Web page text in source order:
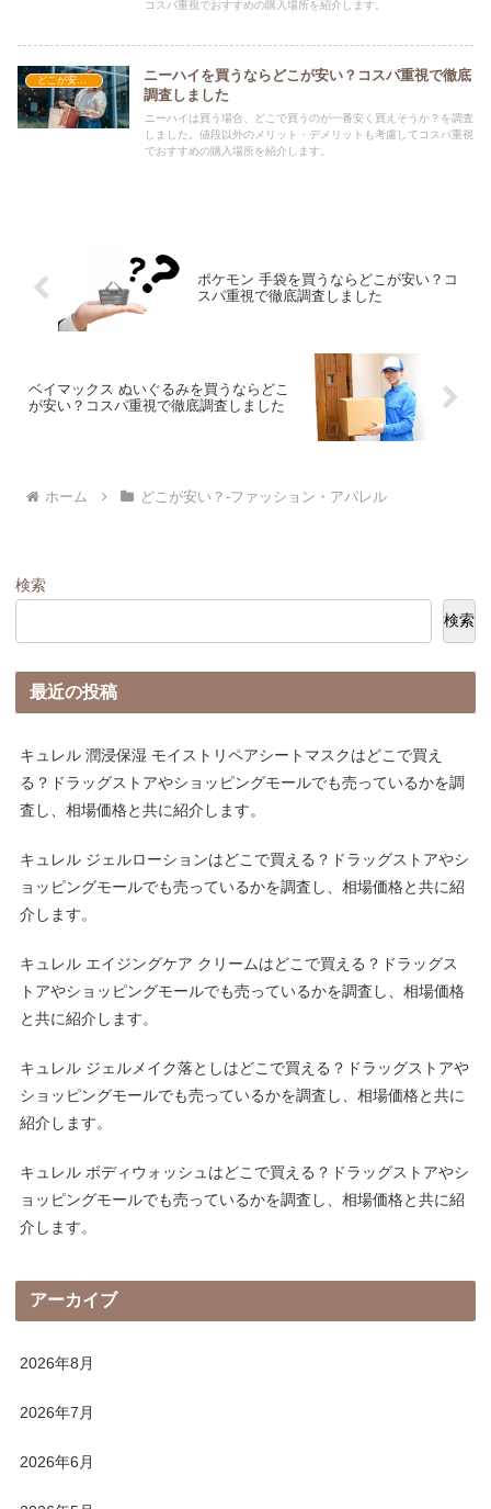
コスパ重視でおすすめの購入場所を紹介します。
ニーハイを買うならどこが安い？コスパ重視で徹底
調査しました
ニーハイは買う場合、どこで買うのが一番安く買えそうか？を調査
しました。値段以外のメリット・デメリットも考慮してコスパ重視
でおすすめの購入場所を紹介します。
ポケモン 手袋を買うならどこが安い？コ
スパ重視で徹底調査しました
ベイマックス ぬいぐるみを買うならどこ
が安い？コスパ重視で徹底調査しました
ホーム どこが安い？-ファッション・アパレル
検索
検索
最近の投稿
キュレル 潤浸保湿 モイストリペアシートマスクはどこで買え
る？ドラッグストアやショッピングモールでも売っているかを調
査し、相場価格と共に紹介します。
キュレル ジェルローションはどこで買える？ドラッグストアやシ
ョッピングモールでも売っているかを調査し、相場価格と共に紹
介します。
キュレル エイジングケア クリームはどこで買える？ドラッグス
トアやショッピングモールでも売っているかを調査し、相場価格
と共に紹介します。
キュレル ジェルメイク落としはどこで買える？ドラッグストアや
ショッピングモールでも売っているかを調査し、相場価格と共に
紹介します。
キュレル ボディウォッシュはどこで買える？ドラッグストアやシ
ョッピングモールでも売っているかを調査し、相場価格と共に紹
介します。
アーカイブ
2026年8月
2026年7月
2026年6月